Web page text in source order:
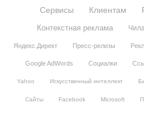
Сервисы Клиентам
Контекстная реклама
Яндекс.Директ Пресс-релизы
Google AdWords Социалки
Yahoo Искусственный интеллект
Сайты Facebook Microsoft